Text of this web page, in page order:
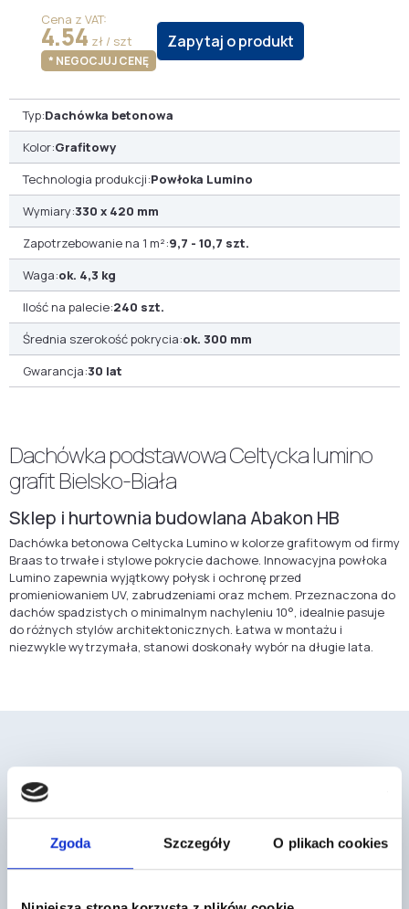
Zgoda Szczegóły O plikach cookies
Cena z VAT:
4.54 zł / szt
* NEGOCJUJ CENĘ
Zapytaj o produkt
Typ:Dachówka betonowa
Kolor:Grafitowy
Technologia produkcji:Powłoka Lumino
Wymiary:330 x 420 mm
Zapotrzebowanie na 1 m²:9,7 - 10,7 szt.
Waga:ok. 4,3 kg
Ilość na palecie:240 szt.
Średnia szerokość pokrycia:ok. 300 mm
Gwarancja:30 lat
Dachówka podstawowa Celtycka lumino
grafit Bielsko-Biała
Sklep i hurtownia budowlana Abakon HB
Dachówka betonowa Celtycka Lumino w kolorze grafitowym od firmy
Braas to trwałe i stylowe pokrycie dachowe. Innowacyjna powłoka
Lumino zapewnia wyjątkowy połysk i ochronę przed
promieniowaniem UV, zabrudzeniami oraz mchem. Przeznaczona do
dachów spadzistych o minimalnym nachyleniu 10°, idealnie pasuje
do różnych stylów architektonicznych. Łatwa w montażu i
niezwykle wytrzymała, stanowi doskonały wybór na długie lata.
Mogą cię również zainteresować